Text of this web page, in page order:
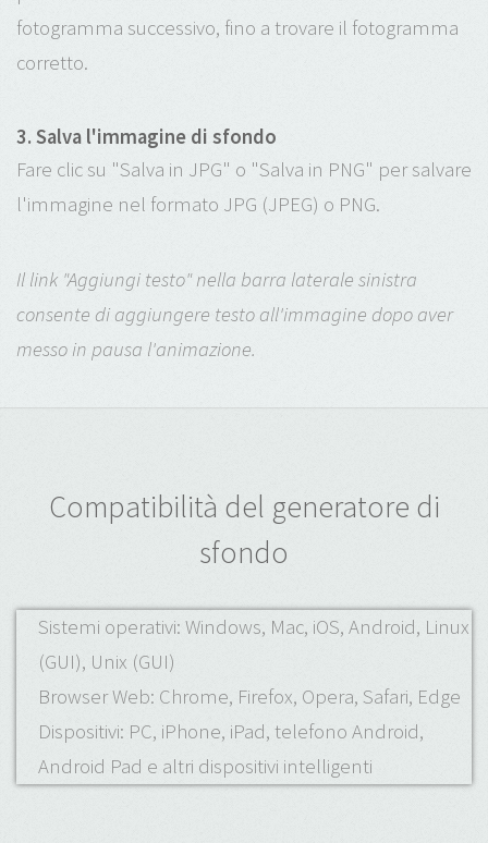
fotogramma successivo, fino a trovare il fotogramma
corretto.
3. Salva l'immagine di sfondo
Fare clic su "Salva in JPG" o "Salva in PNG" per salvare
l'immagine nel formato JPG (JPEG) o PNG.
Il link "Aggiungi testo" nella barra laterale sinistra
consente di aggiungere testo all'immagine dopo aver
messo in pausa l'animazione.
Compatibilità del generatore di
sfondo
Sistemi operativi: Windows, Mac, iOS, Android, Linux
(GUI), Unix (GUI)
Browser Web: Chrome, Firefox, Opera, Safari, Edge
Dispositivi: PC, iPhone, iPad, telefono Android,
Android Pad e altri dispositivi intelligenti